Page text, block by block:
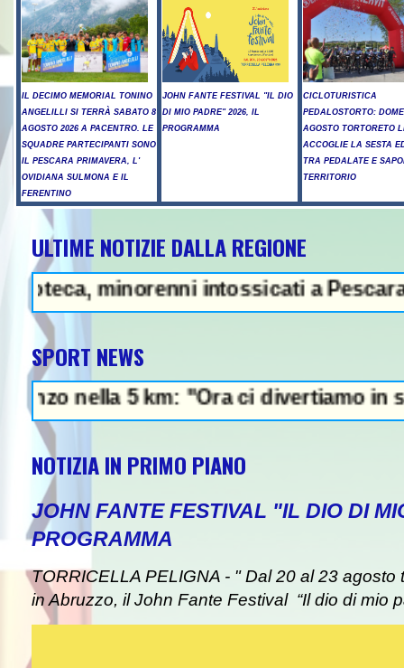
IL DECIMO MEMORIAL TONINO
ANGELILLI SI TERRÀ SABATO 8
AGOSTO 2026 A PACENTRO. LE
SQUADRE PARTECIPANTI SONO
IL PESCARA PRIMAVERA, L'
OVIDIANA SULMONA E IL
FERENTINO
JOHN FANTE FESTIVAL "IL DIO
DI MIO PADRE" 2026, IL
PROGRAMMA
CICLOTURISTICA
PEDALOSTORTO:
AGOSTO TORTORETO
ACCOGLIE LA SESTA
TRA PEDALATE E
TERRITORIO
ULTIME NOTIZIE DALLA REGIONE
minorenni intossicati a Pescara - Il
SPORT NEWS
5 km: "Ora ci divertiamo in
NOTIZIA IN PRIMO PIANO
JOHN FANTE FESTIVAL "IL DIO DI
PROGRAMMA
TORRICELLA PELIGNA - " Dal 20 al 23 agosto
in Abruzzo, il John Fante Festival “Il dio di mio
"Raggiunto l'accordo con